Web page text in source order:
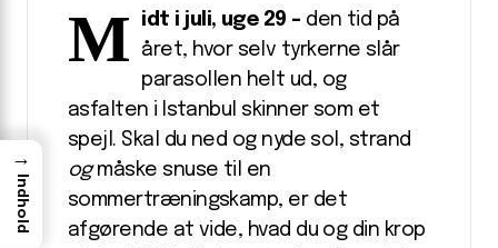
M idt i juli, uge 29 – den tid på
året, hvor selv tyrkerne slår
parasollen helt ud, og
asfalten i Istanbul skinner som et
spejl. Skal du ned og nyde sol, strand
ogmåske snuse til en
sommertræningskamp, er det
afgørende at vide, hvad du og din krop
→
Indhold